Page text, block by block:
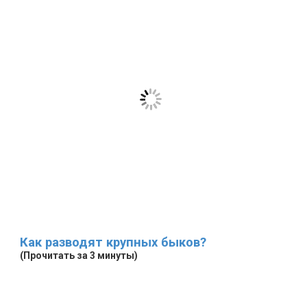
Как разводят крупных быков?
(Прочитать за 3 минуты)